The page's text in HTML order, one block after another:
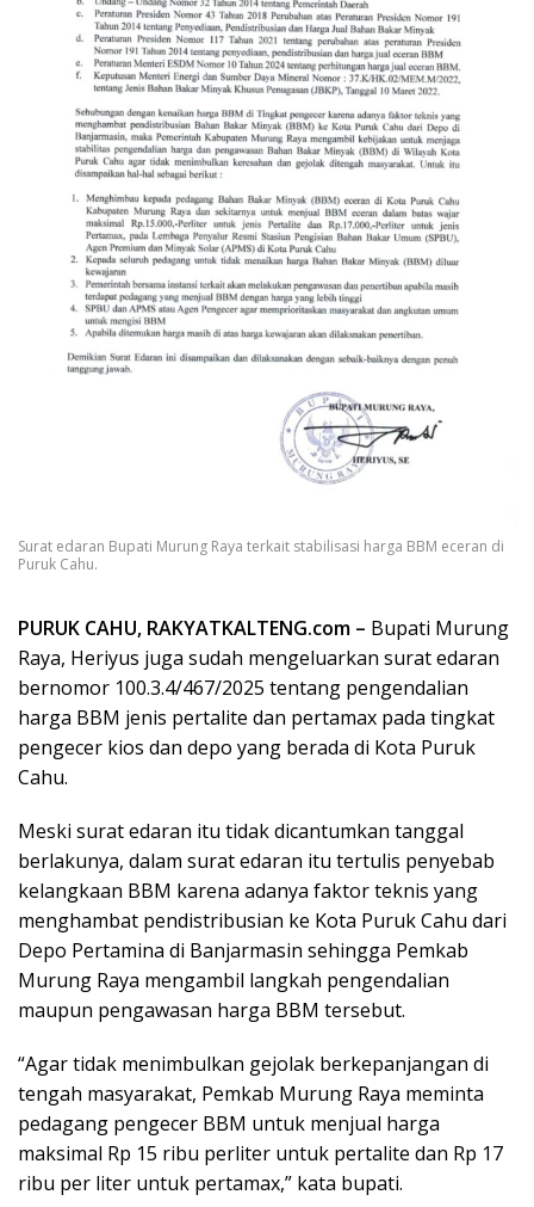
Surat edaran Bupati Murung Raya terkait stabilisasi harga BBM eceran di
Puruk Cahu.
PURUK CAHU, RAKYATKALTENG.com – Bupati Murung
Raya, Heriyus juga sudah mengeluarkan surat edaran
bernomor 100.3.4/467/2025 tentang pengendalian
harga BBM jenis pertalite dan pertamax pada tingkat
pengecer kios dan depo yang berada di Kota Puruk
Cahu.
Meski surat edaran itu tidak dicantumkan tanggal
berlakunya, dalam surat edaran itu tertulis penyebab
kelangkaan BBM karena adanya faktor teknis yang
menghambat pendistribusian ke Kota Puruk Cahu dari
Depo Pertamina di Banjarmasin sehingga Pemkab
Murung Raya mengambil langkah pengendalian
maupun pengawasan harga BBM tersebut.
“Agar tidak menimbulkan gejolak berkepanjangan di
tengah masyarakat, Pemkab Murung Raya meminta
pedagang pengecer BBM untuk menjual harga
maksimal Rp 15 ribu perliter untuk pertalite dan Rp 17
ribu per liter untuk pertamax,” kata bupati.